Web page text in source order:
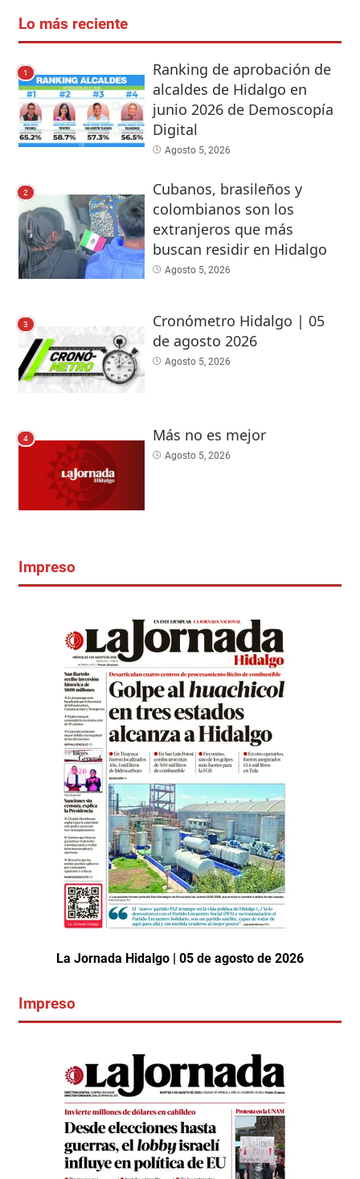
Lo más reciente
1
Ranking de aprobación de
alcaldes de Hidalgo en
junio 2026 de Demoscopía
Digital
Agosto 5, 2026
2
Cubanos, brasileños y
colombianos son los
extranjeros que más
buscan residir en Hidalgo
Agosto 5, 2026
3
Cronómetro Hidalgo | 05
de agosto 2026
Agosto 5, 2026
4 Más no es mejor
Agosto 5, 2026
Impreso
La Jornada Hidalgo | 05 de agosto de 2026
Impreso